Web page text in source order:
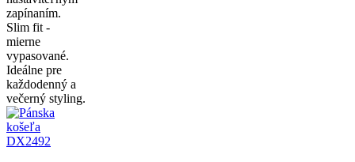
zapínaním.
Slim fit -
mierne
vypasované.
Ideálne pre
každodenný a
večerný styling.